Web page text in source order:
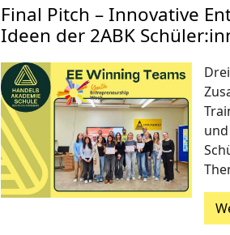
Final Pitch – Innovative
Ideen der 2ABK